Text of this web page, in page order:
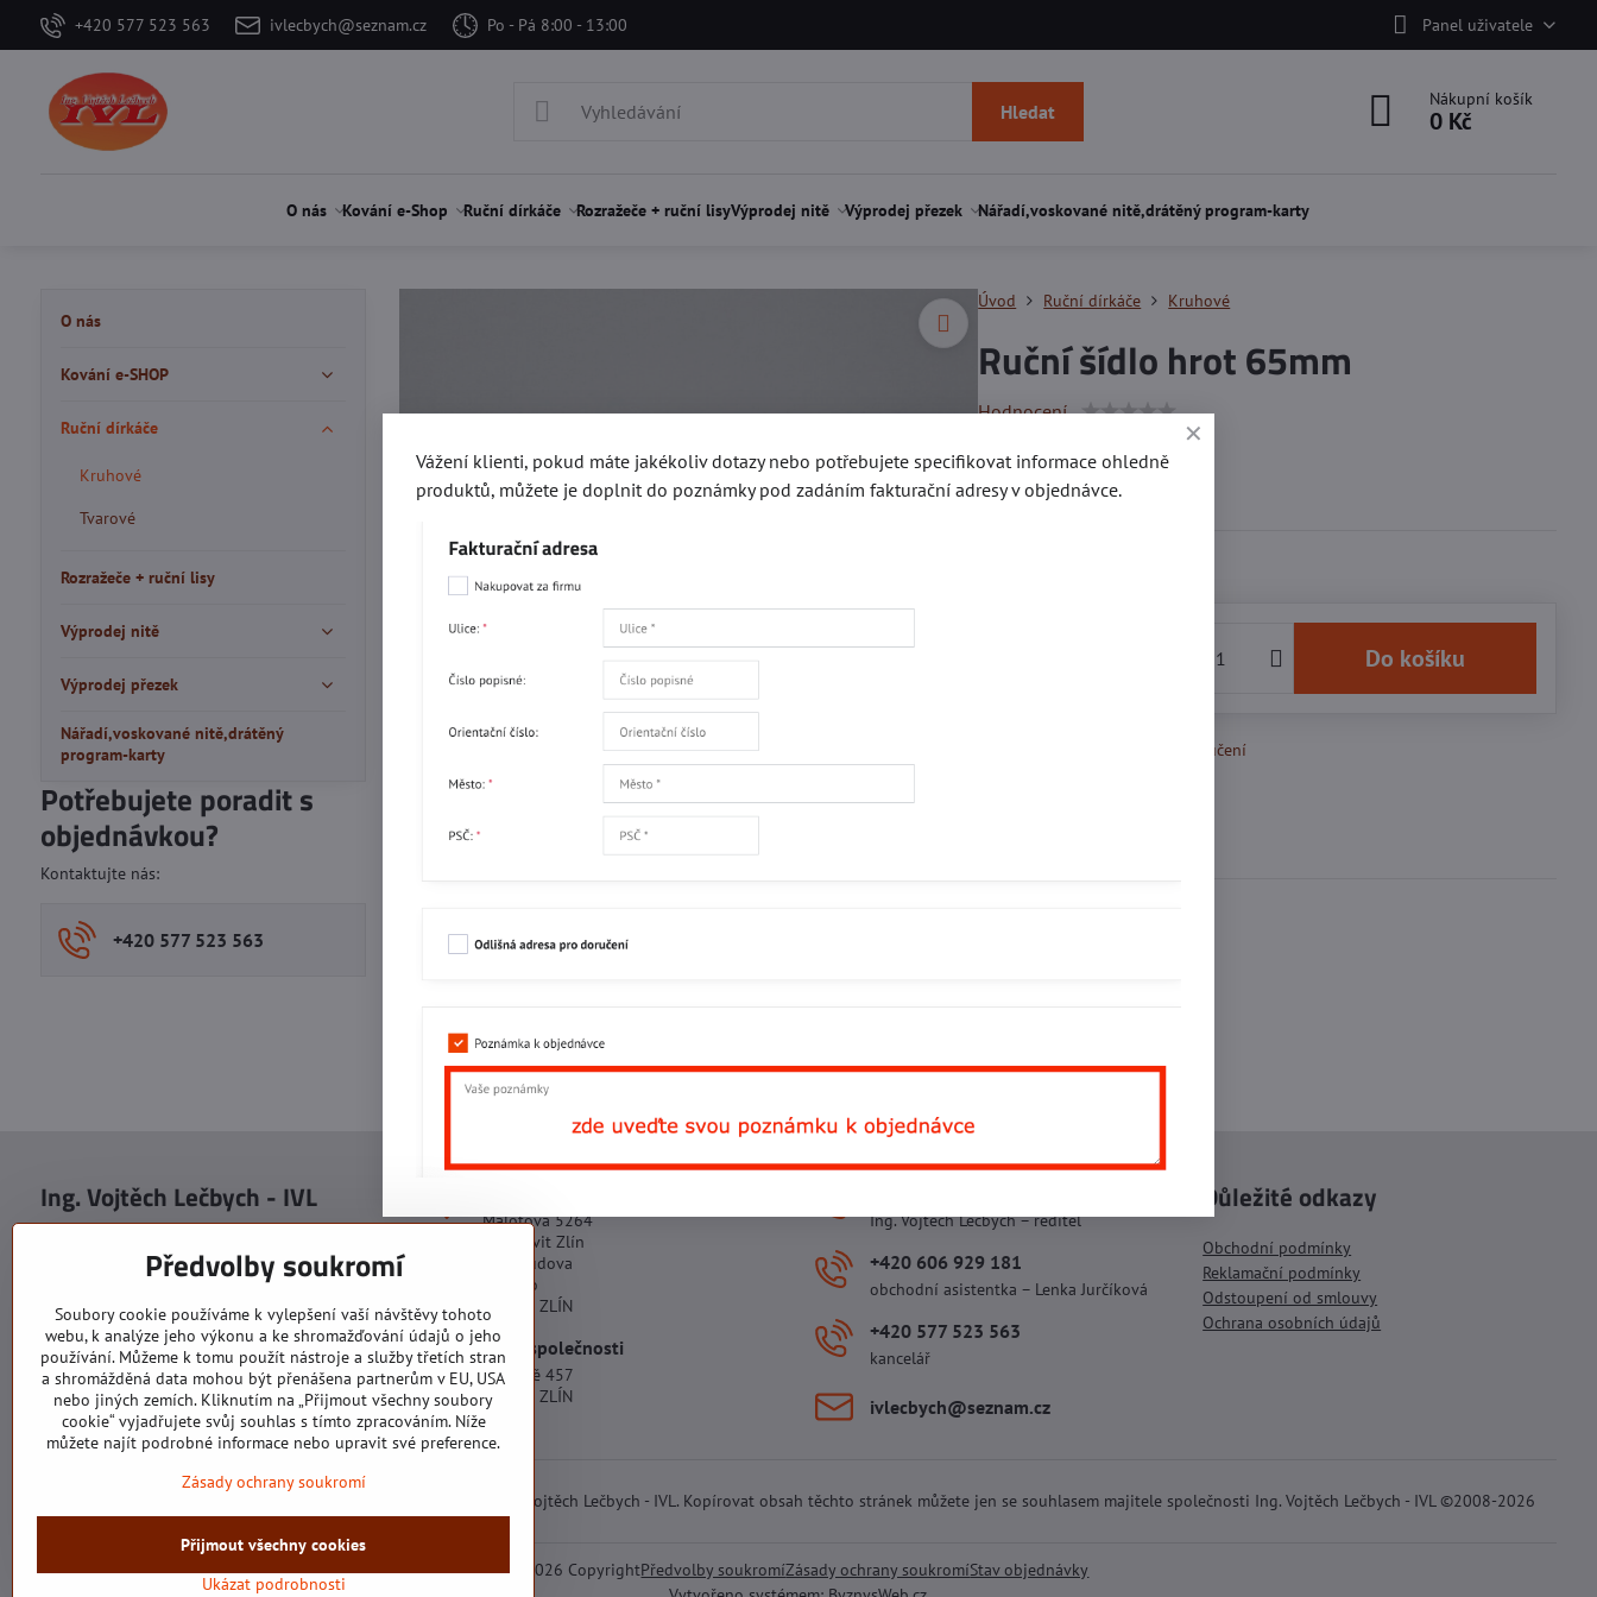
+420 577 523 563 ivlecbych@seznam.cz Po - Pá 8:00 - 13:00 Panel uživatele
Hledat
Nákupní košík
0 Kč
O nás Kování e-Shop Ruční dírkáče Rozražeče + ruční lisyVýprodej nitě Výprodej přezek Nářadí,voskované nitě,drátěný program-karty
Úvod Ruční dírkáče Kruhové
Ruční šídlo hrot 65mm
Hodnocení
Délka hrotu 65 mm.
Čtěte více
Do košíku
Doručení
FacebookTwitterBlueskyPinterestRedditLinkedInWhatsApp
E-
O nás
Kování e-SHOP
Ruční dírkáče
Kruhové
Tvarové
Rozražeče + ruční lisy
Výprodej nitě
Výprodej přezek
Nářadí,voskované nitě,drátěný
program-karty
Potřebujete poradit s
objednávkou?
Kontaktujte nás:
+420 577 523 563
Ing. Vojtěch Lečbych - IVL
DIČ: CZ5602130809
IČO: 29007356
DIČ: CZ29007356
Malotova 5264
Areál Svit Zlín
113. budova
1. patro
760 01 ZLÍN
Sídlo společnosti
U Hřiště 457
760 01 ZLÍN
Ing. Vojtěch Lečbych – ředitel
+420 606 929 181
obchodní asistentka – Lenka Jurčíková
+420 577 523 563
kancelář
ivlecbych​@seznam​.cz
Důležité odkazy
Obchodní podmínky
Reklamační podmínky
Odstoupení od smlouvy
Ochrana osobních údajů
Všechny texty, obrázky a fotografie jsou majetkem společnosti Ing. Vojtěch Lečbych - IVL. Kopírovat obsah těchto stránek můžete jen se souhlasem majitele společnosti Ing. Vojtěch Lečbych - IVL ©2008-2026
© 2026 CopyrightPředvolby soukromíZásady ochrany soukromíStav objednávky
Předvolby soukromí
Soubory cookie používáme k vylepšení vaší návštěvy tohoto
webu, k analýze jeho výkonu a ke shromažďování údajů o jeho
používání. Můžeme k tomu použít nástroje a služby třetích stran
a shromážděná data mohou být přenášena partnerům v EU, USA
nebo jiných zemích. Kliknutím na „Přijmout všechny soubory
cookie“ vyjadřujete svůj souhlas s tímto zpracováním. Níže
můžete najít podrobné informace nebo upravit své preference.
Zásady ochrany soukromí
Ukázat podrobnosti
Přijmout všechny cookies
Vážení klienti, pokud máte jakékoliv dotazy nebo potřebujete specifikovat informace ohledně
produktů, můžete je doplnit do poznámky pod zadáním fakturační adresy v objednávce.